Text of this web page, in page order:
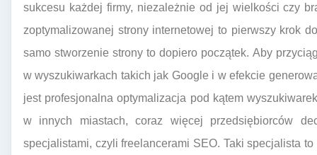
sukcesu każdej firmy, niezależnie od jej wielkości czy
zoptymalizowanej strony internetowej to pierwszy krok
samo stworzenie strony to dopiero początek. Aby
w wyszukiwarkach takich jak Google i w efekcie
jest profesjonalna optymalizacja pod kątem
w innych miastach, coraz więcej przedsiębiorców
specjalistami, czyli freelancerami SEO. Taki specjalista